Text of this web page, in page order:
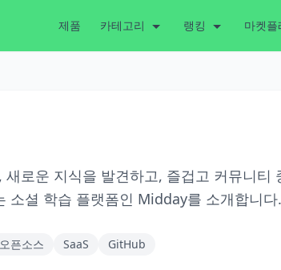
제품 카테고리 랭킹 마켓플
새로운 지식을 발견하고, 즐겁고 커뮤니티
소셜 학습 플랫폼인 Midday를 소개합니다.
오픈소스 SaaS GitHub